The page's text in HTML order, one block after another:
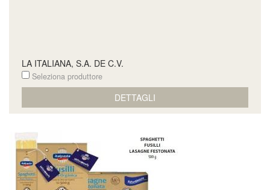
LA ITALIANA, S.A. DE C.V.
Seleziona produttore
DETTAGLI